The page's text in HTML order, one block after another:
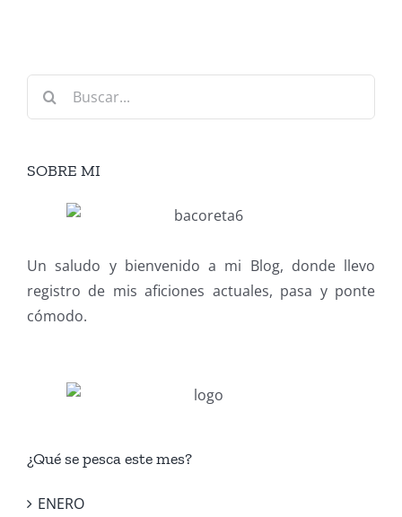
Buscar:
SOBRE MI
Un saludo y bienvenido a mi Blog, donde llevo
registro de mis aficiones actuales, pasa y ponte
cómodo.
¿Qué se pesca este mes?
ENERO